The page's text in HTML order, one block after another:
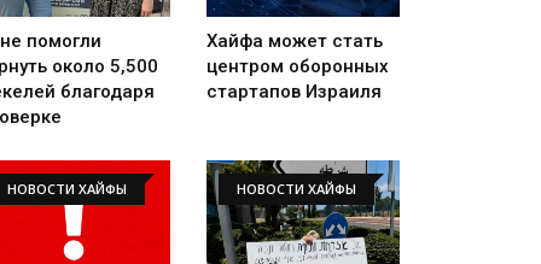
помогли
около 5,500
благодаря
Хайфа может стать
центром оборонных
стартапов Израиля
НОВОСТИ ХАЙФЫ НОВОСТИ ХАЙФЫ